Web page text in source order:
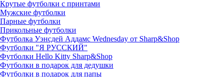
Крутые футболки с принтами
Мужские футболки
Парные футболки
Прикольные футболки
Футболка Уэнсдей Аддамс Wednesday от Sharp&Shop
Футболки "Я РУССКИЙ"
Футболки Hello Kitty Sharp&Shop
Футболки в подарок для дедушки
Футболки в подарок для папы